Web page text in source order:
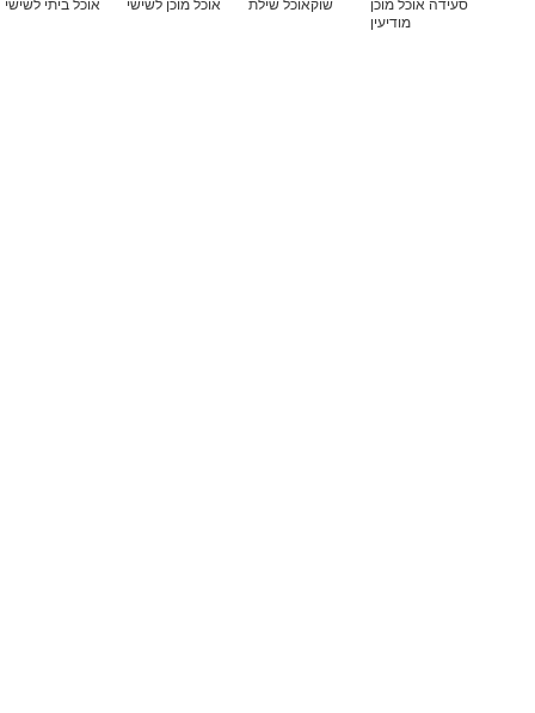
סעידה אוכל מוכן
מודיעין
שוקאוכל שילת אוכל מוכן לשישי אוכל ביתי לשישי